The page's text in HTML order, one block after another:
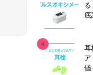
耳
値